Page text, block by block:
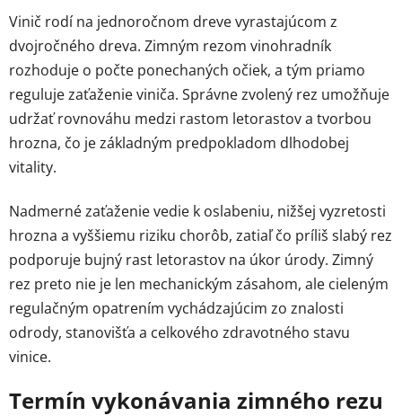
Vinič rodí na jednoročnom dreve vyrastajúcom z
dvojročného dreva. Zimným rezom vinohradník
rozhoduje o počte ponechaných očiek, a tým priamo
reguluje zaťaženie viniča. Správne zvolený rez umožňuje
udržať rovnováhu medzi rastom letorastov a tvorbou
hrozna, čo je základným predpokladom dlhodobej
vitality.
Nadmerné zaťaženie vedie k oslabeniu, nižšej vyzretosti
hrozna a vyššiemu riziku chorôb, zatiaľ čo príliš slabý rez
podporuje bujný rast letorastov na úkor úrody. Zimný
rez preto nie je len mechanickým zásahom, ale cieleným
regulačným opatrením vychádzajúcim zo znalosti
odrody, stanovišťa a celkového zdravotného stavu
vinice.
Termín vykonávania zimného rezu